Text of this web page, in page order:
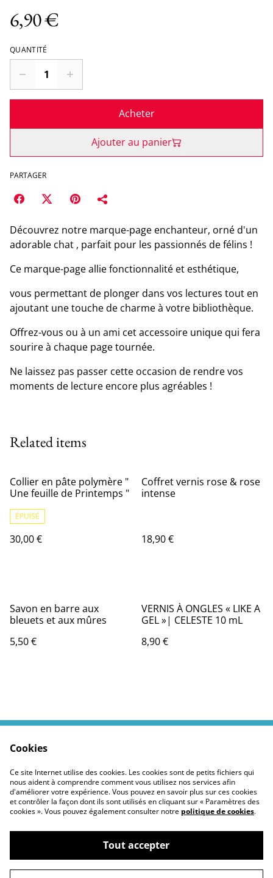
6,90 €
QUANTITÉ
Acheter
Ajouter au panier
PARTAGER
Découvrez notre marque-page enchanteur, orné d'un
adorable chat , parfait pour les passionnés de félins !
Ce marque-page allie fonctionnalité et esthétique,
vous permettant de plonger dans vos lectures tout en
ajoutant une touche de charme à votre bibliothèque.
Offrez-vous ou à un ami cet accessoire unique qui fera
sourire à chaque page tournée.
Ne laissez pas passer cette occasion de rendre vos
moments de lecture encore plus agréables !
Related items
Collier en pâte polymère "
Une feuille de Printemps "
ÉPUISÉ
30,00 €
Coffret vernis rose & rose
intense
18,90 €
Savon en barre aux
bleuets et aux mûres
5,50 €
VERNIS À ONGLES « LIKE A
GEL »| CELESTE 10 mL
8,90 €
Politiques Site
Confidentialité des
cookies
©2026Moustickat Cie
Cookies
Ce site Internet utilise des cookies. Les cookies sont de petits fichiers qui
nous aident à comprendre comment vous utilisez nos services afin
d'améliorer votre expérience. Vous pouvez en savoir plus sur ces cookies
et contrôler la façon dont ils sont utilisés en cliquant sur « Paramètres des
cookies ». Vous pouvez également consulter notre politique de cookies.
Tout accepter